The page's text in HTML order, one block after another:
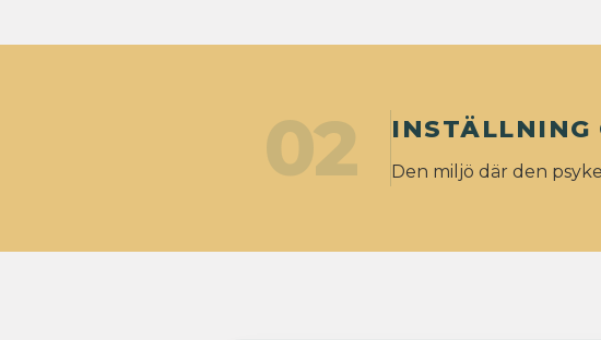
02 INSTÄLLNING
Den miljö där den